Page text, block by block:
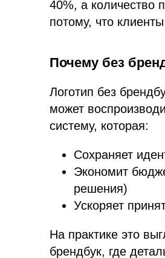
40%, а количество
потому, что
Почему без
Логотип без
может
систему, которая:
Сохраняет
Экономит
решения)
Ускоряет
На практике это
брендбук, где